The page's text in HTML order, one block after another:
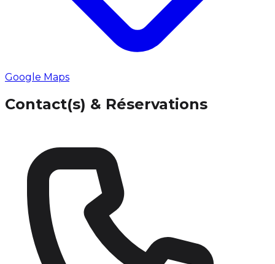
Google Maps
Contact(s) & Réservations